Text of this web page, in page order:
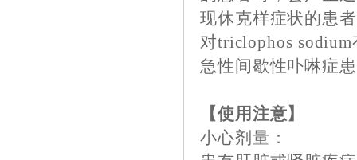
现休克样症状的患
对triclophos
急性间歇性卟啉症
【使用注意】
小心剂量：